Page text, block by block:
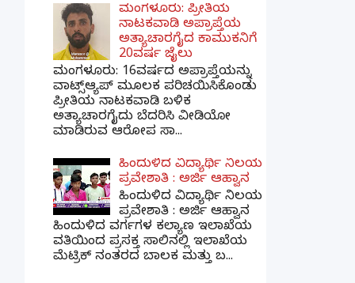
ಮಂಗಳೂರು: ಪ್ರೀತಿಯ
ನಾಟಕವಾಡಿ ಅಪ್ರಾಪ್ತೆಯ
ಅತ್ಯಾಚಾರಗೈದ ಕಾಮುಕನಿಗೆ
20ವರ್ಷ ಜೈಲು
ಮಂಗಳೂರು: 16ವರ್ಷದ ಅಪ್ರಾಪ್ತೆಯನ್ನು
ವಾಟ್ಸ್ಆ್ಯಪ್ ಮೂಲಕ ಪರಿಚಯಿಸಿಕೊಂಡು
ಪ್ರೀತಿಯ ನಾಟಕವಾಡಿ ಬಳಿಕ
ಅತ್ಯಾಚಾರಗೈದು ಬೆದರಿಸಿ ವೀಡಿಯೋ
ಮಾಡಿರುವ ಆರೋಪ ಸಾ...
ಹಿಂದುಳಿದ ವಿದ್ಯಾರ್ಥಿ ನಿಲಯ
ಪ್ರವೇಶಾತಿ : ಅರ್ಜಿ ಆಹ್ವಾನ
ಹಿಂದುಳಿದ ವಿದ್ಯಾರ್ಥಿ ನಿಲಯ
ಪ್ರವೇಶಾತಿ : ಅರ್ಜಿ ಆಹ್ವಾನ
ಹಿಂದುಳಿದ ವರ್ಗಗಳ ಕಲ್ಯಾಣ ಇಲಾಖೆಯ
ವತಿಯಿಂದ ಪ್ರಸಕ್ತ ಸಾಲಿನಲ್ಲಿ ಇಲಾಖೆಯ
ಮೆಟ್ರಿಕ್ ನಂತರದ ಬಾಲಕ ಮತ್ತು ಬ...